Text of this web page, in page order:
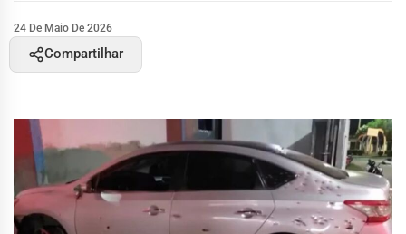
24 De Maio De 2026
Compartilhar